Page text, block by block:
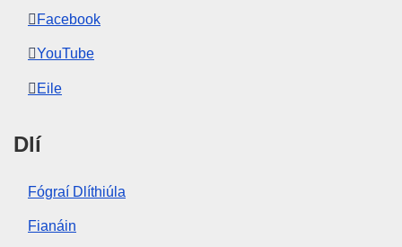
Facebook
YouTube
Eile
Dlí
Fógraí Dlíthiúla
Fianáin